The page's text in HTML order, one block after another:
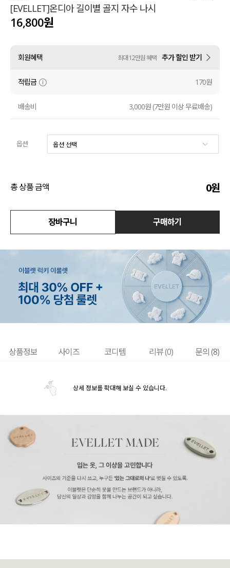
티셔츠
셔츠
원피스
니트
언더웨어
[EVELLET]온디아 길이별 골지 자수 나시
16,800원
회원혜택 최대 12만원 혜택 추가 할인 받기
적립금 170원
배송비 3,000원 (7만원 이상 무료배송)
옵션
총 상품 금액 0원
장바구니 구매하기
상품정보 사이즈 코디템 리뷰 (0) 문의 (8)
상세 정보를 확대해 보실 수 있습니다.